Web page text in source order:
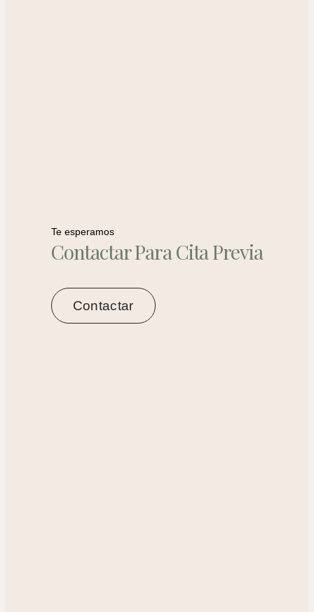
Te esperamos
Contactar Para Cita Previa
Contactar